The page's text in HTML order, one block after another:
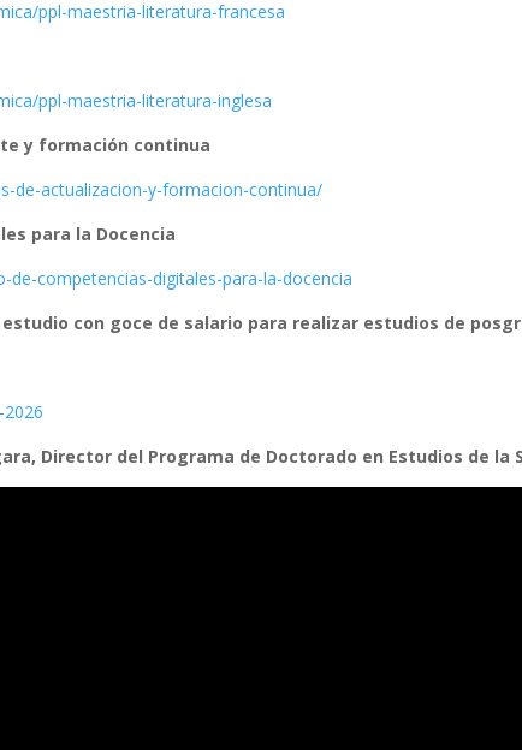
ppl-maestria-literatura-francesa
ppl-maestria-literatura-inglesa
y formación continua
de-actualizacion-y-formacion-continua/
para la Docencia
de-competencias-digitales-para-la-docencia
con goce de salario para realizar estudios de
Director del Programa de Doctorado en Estudios de la